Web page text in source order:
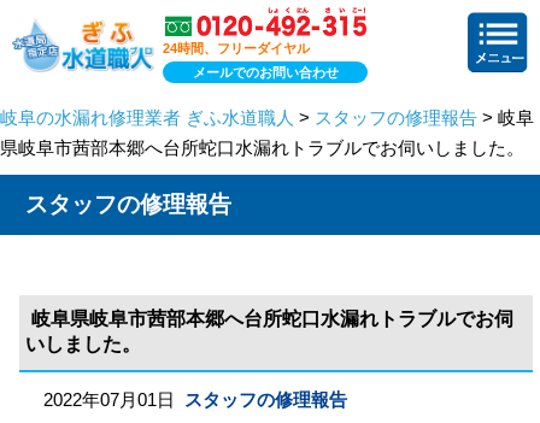
24時間、フリーダイヤル
メールでのお問い合わせ
岐阜の水漏れ修理業者 ぎふ水道職人 > スタッフの修理報告 > 岐阜
県岐阜市茜部本郷へ台所蛇口水漏れトラブルでお伺いしました。
スタッフの修理報告
岐阜県岐阜市茜部本郷へ台所蛇口水漏れトラブルでお伺
いしました。
2022年07月01日 スタッフの修理報告